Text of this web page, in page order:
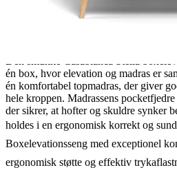
én box, hvor elevation og madras er
én komfortabel topmadras, der giver
hele kroppen. Madrassens
der sikrer, at hofter og skuldre synker
holdes i en ergonomisk korrekt og
Boxelevationsseng med exceptionel
ergonomisk støtte og effektiv